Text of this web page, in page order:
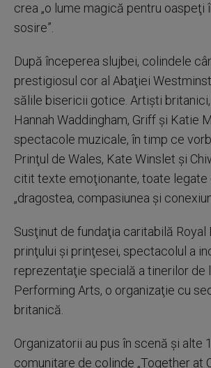
crea „o lume magică pentru oaspeţi
sosire”.
După începerea slujbei, colindele
prestigiosul cor al Abaţiei
sălile bisericii gotice. Artişti
Hannah Waddingham, Griff şi Katie
spectacole muzicale, în timp ce
Prinţul de Wales, Kate Winslet şi
citit texte emoţionante, toate legate
„dragostea, compasiunea şi
Susţinut de fundaţia caritabilă Royal
prinţului şi prinţesei, spectacolul a
reprezentaţie specială a tinerilor de
Performing Arts, o organizaţie cu
britanică.
Organizatorii au pus în scenă şi alte
comunitare de colinde „Together at